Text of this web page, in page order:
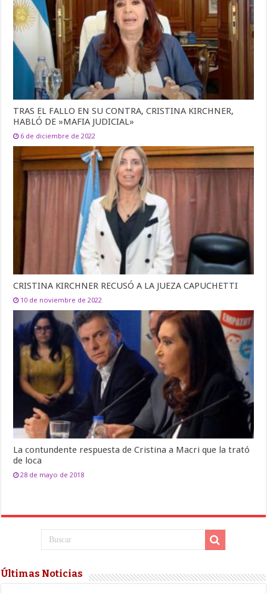
TRAS EL FALLO EN SU CONTRA, CRISTINA KIRCHNER,
HABLÓ DE »MAFIA JUDICIAL»
6 de diciembre de 2022
CRISTINA KIRCHNER RECUSÓ A LA JUEZA CAPUCHETTI
10 de noviembre de 2022
La contundente respuesta de Cristina a Macri que la trató
de loca
28 de mayo de 2018
Últimas Noticias